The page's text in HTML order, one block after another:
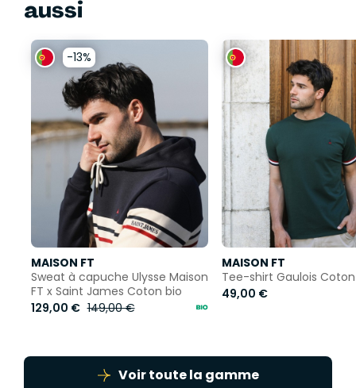
aussi
-13%
MAISON FT
Sweat à capuche Ulysse Maison
FT x Saint James Coton bio
129,00 € 149,00 €
MAISON FT
Tee-shirt Gaulois
49,00 €
Voir toute la gamme